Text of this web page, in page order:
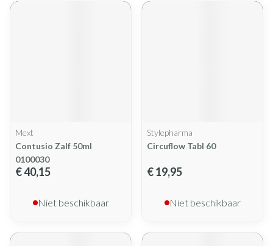
Mext
Contusio Zalf 50ml
0100030
€ 40,15
Niet beschikbaar
Stylepharma
Circuflow Tabl 60
€ 19,95
Niet beschikbaar